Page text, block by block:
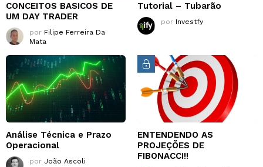
CONCEITOS BASICOS DE
UM DAY TRADER
por Filipe Ferreira Da
Mata
Tutorial – Tubarão
por Investfy
Análise Técnica e Prazo
Operacional
por João Ascoli
ENTENDENDO AS
PROJEÇÕES DE
FIBONACCI!!